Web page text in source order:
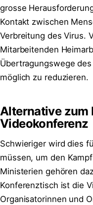
grosse
Kontakt zwischen
Verbreitung des Virus.
Mitarbeitenden
Übertragungswege
möglich zu reduzieren.
Alternative zum
Videokonferenz
Schwieriger wird dies
müssen, um den
Ministerien gehören
Konferenztisch ist die
Organisatorinnen und